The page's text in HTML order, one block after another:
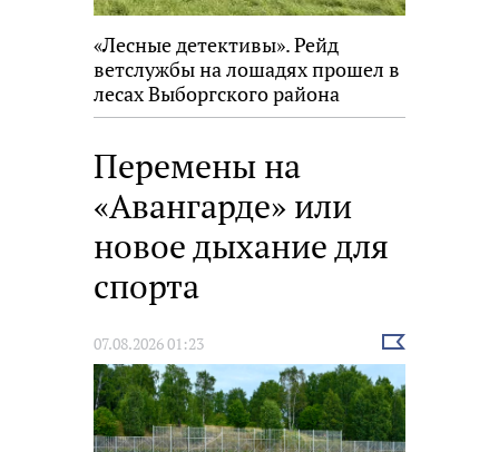
«Лесные детективы». Рейд
ветслужбы на лошадях прошел в
лесах Выборгского района
Перемены на
«Авангарде» или
новое дыхание для
спорта
07.08.2026 01:23
Выбрать
новость